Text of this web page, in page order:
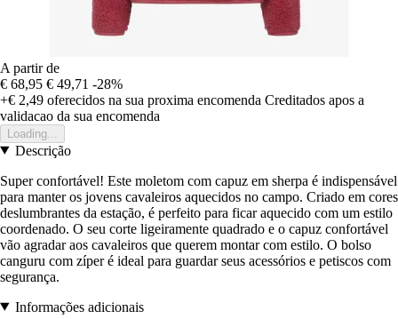
A partir de
€ 68,95 € 49,71 -28%
+€ 2,49 oferecidos na sua proxima encomenda Creditados apos a
validacao da sua encomenda
Loading...
Descrição
Super confortável! Este moletom com capuz em sherpa é indispensável
para manter os jovens cavaleiros aquecidos no campo. Criado em cores
deslumbrantes da estação, é perfeito para ficar aquecido com um estilo
coordenado. O seu corte ligeiramente quadrado e o capuz confortável
vão agradar aos cavaleiros que querem montar com estilo. O bolso
canguru com zíper é ideal para guardar seus acessórios e petiscos com
segurança.
Informações adicionais